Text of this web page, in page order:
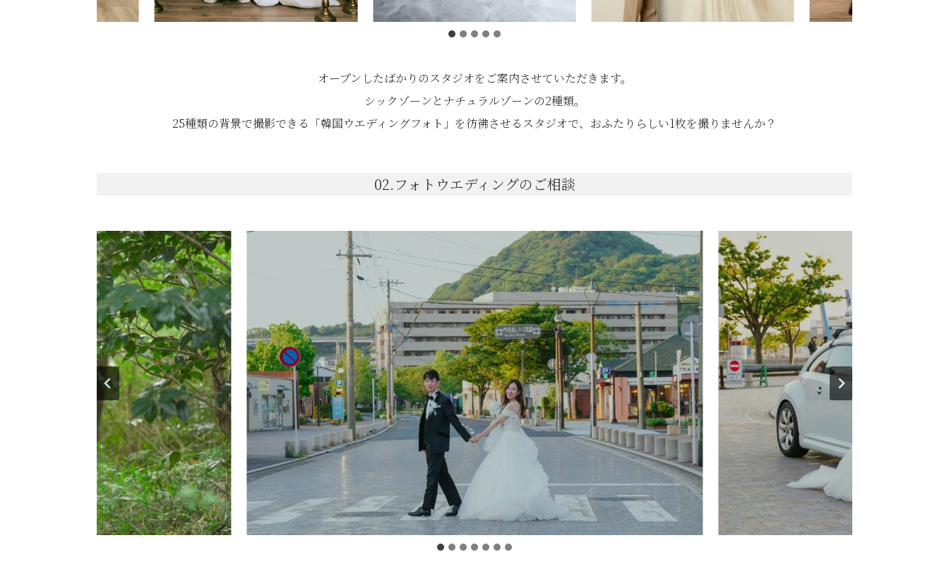
オープンしたばかりのスタジオをご案内させていただきます。
シックゾーンとナチュラルゾーンの2種類。
25種類の背景で撮影できる「韓国ウエディングフォト」を彷彿させるスタジオで、おふたりらしい1枚を撮りませんか？
02.フォトウエディングのご相談